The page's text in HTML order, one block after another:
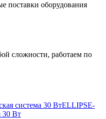
поставки оборудования
сложности, работаем по
ELLIPSE-
30 Вт